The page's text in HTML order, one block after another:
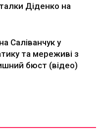
Діденко на
Саліванчук у
та мереживі з
бюст (відео)